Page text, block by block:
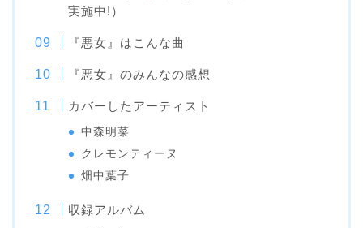
実施中!）
『悪女』はこんな曲
『悪女』のみんなの感想
カバーしたアーティスト
中森明菜
クレモンティーヌ
畑中葉子
収録アルバム